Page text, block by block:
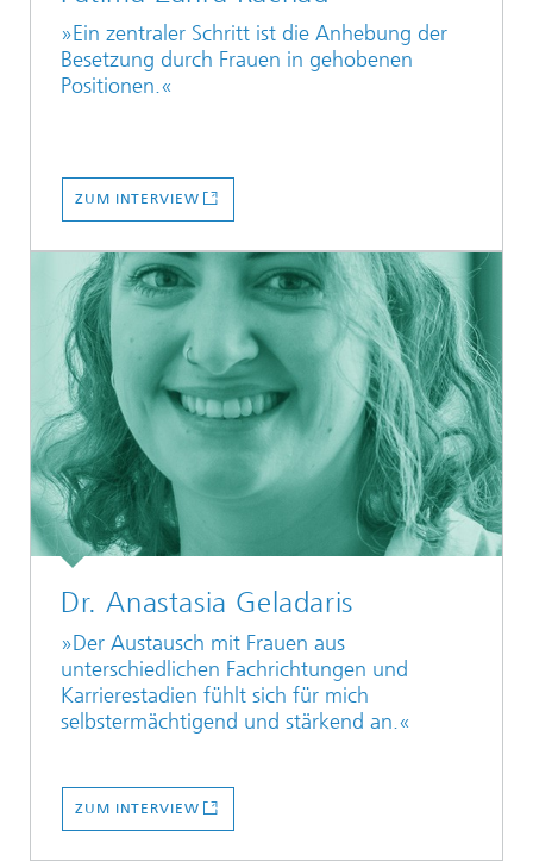
»Ein zentraler Schritt ist die Anhebung der
Besetzung durch Frauen in gehobenen
Positionen.«
ZUM INTERVIEW
Dr. Anastasia Geladaris
»Der Austausch mit Frauen aus
unterschiedlichen Fachrichtungen und
Karrierestadien fühlt sich für mich
selbstermächtigend und stärkend an.«
ZUM INTERVIEW